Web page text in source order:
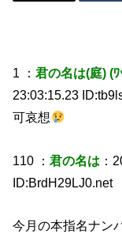
1 ：君の名は(庭) (
23:03:15.23
可哀想
110 ：君の名は ：
ID:BrdH29LJ0.net
今月の本指名ナン